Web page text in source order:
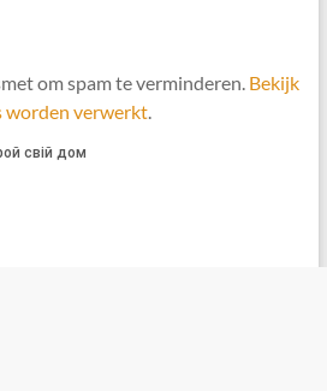
om spam te verminderen. Bekijk
worden verwerkt.